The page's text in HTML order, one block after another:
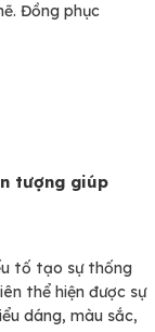
Đồng phục
tượng giúp
tố tạo sự thống
thể hiện được sự
dáng, màu sắc,